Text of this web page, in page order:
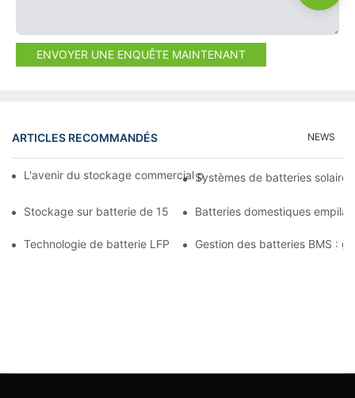
ENVOYER UNE ENQUÊTE MAINTENANT
ARTICLES RECOMMANDÉS NEWS
L'avenir du stockage commercial par batterie : tendances et
Systèmes de batteries
Stockage sur batterie de 15 kW : alimentez votre avenir en
Batteries domestiques
Technologie de batterie LFP : un choix durable pour le
Gestion des batteries BMS :